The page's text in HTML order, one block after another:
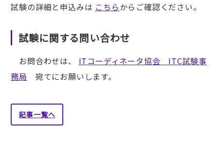
試験の詳細と申込みは こちらからご確認ください。
試験に関する問い合わせ
お問合わせは、 ITコーディネータ協会 ITC試験事
務局 宛てにお願いします。
記事一覧へ